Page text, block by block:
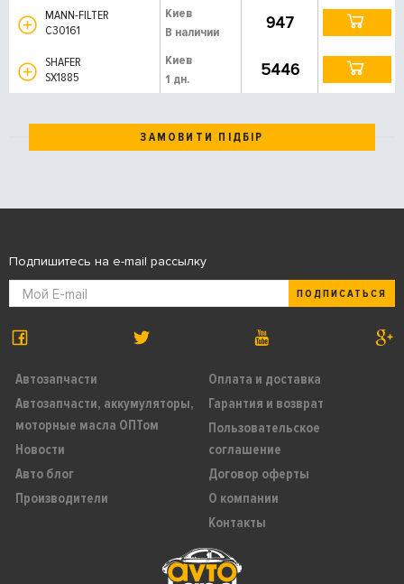
MANN-FILTER
C30161
Киев
В наличии
947
SHAFER
SX1885
Киев
1 дн.
5446
ЗАМОВИТИ ПІДБІР
Автозапчасти
Автозапчасти, аккумуляторы,
моторные масла ОПТом
Новости
Авто блог
Производители
Оплата и доставка
Гарантия и возврат
Пользовательское
соглашение
Договор оферты
О компании
Контакты
Подпишитесь на e-mail рассылку
ПОДПИСАТЬСЯ